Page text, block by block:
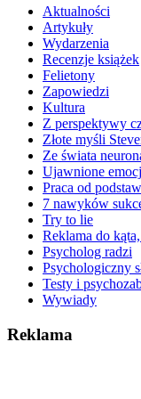
Aktualności
Artykuły
Wydarzenia
Recenzje książek
Felietony
Zapowiedzi
Kultura
Z perspektywy
Złote myśli
Ze świata
Ujawnione
Praca od
7 nawyków
Try to lie
Reklama do
Psycholog radzi
Psychologiczny
Testy i
Wywiady
Reklama